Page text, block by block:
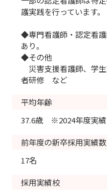
護実践を行っています。
◆専門看護師・認定看
あり。
◆その他
災害支援看護師、学
者研修 など
平均年齢
37.6歳 ※2024年度実績
前年度の新卒採用実績数
17名
採用実績校